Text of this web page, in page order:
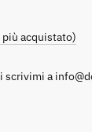
acquistato)
scrivimi a